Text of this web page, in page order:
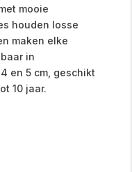
mooie
houden losse
maken elke
in
en 5 cm, geschikt
10 jaar.